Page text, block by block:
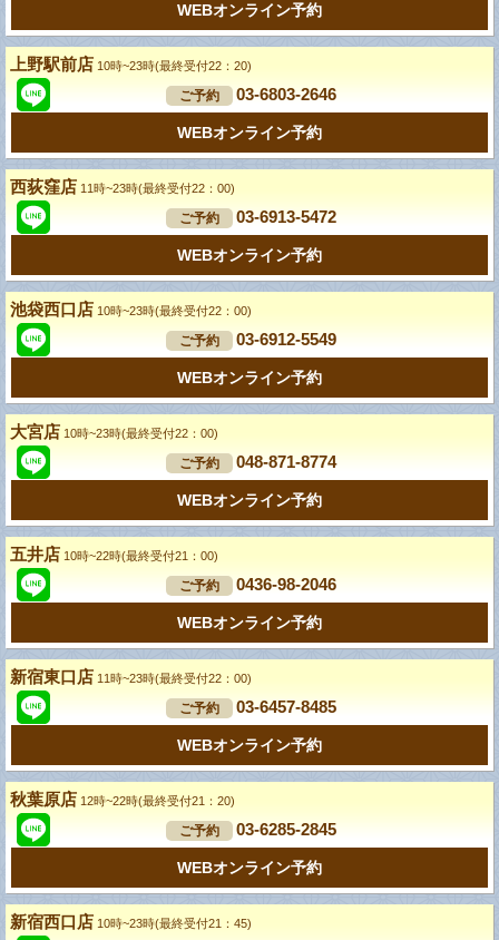
WEBオンライン予約
上野駅前店 10時~23時(最終受付22：20)
ご予約 03-6803-2646
WEBオンライン予約
西荻窪店 11時~23時(最終受付22：00)
ご予約 03-6913-5472
WEBオンライン予約
池袋西口店 10時~23時(最終受付22：00)
ご予約 03-6912-5549
WEBオンライン予約
大宮店 10時~23時(最終受付22：00)
ご予約 048-871-8774
WEBオンライン予約
五井店 10時~22時(最終受付21：00)
ご予約 0436-98-2046
WEBオンライン予約
新宿東口店 11時~23時(最終受付22：00)
ご予約 03-6457-8485
WEBオンライン予約
秋葉原店 12時~22時(最終受付21：20)
ご予約 03-6285-2845
WEBオンライン予約
新宿西口店 10時~23時(最終受付21：45)